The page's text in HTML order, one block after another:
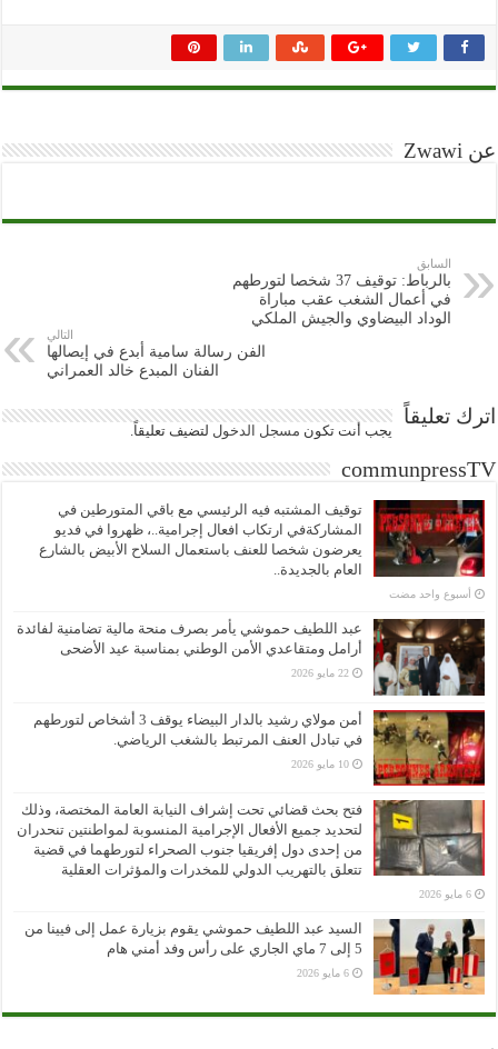
عن Zwawi
السابق
بالرباط: توقيف 37 شخصا لتورطهم
في أعمال الشغب عقب مباراة
الوداد البيضاوي والجيش الملكي
التالي
الفن رسالة سامية أبدع في إيصالها
الفنان المبدع خالد العمراني
اترك تعليقاً
يجب أنت تكون مسجل الدخول لتضيف تعليقاً.
communpressTV
توقيف المشتبه فيه الرئيسي مع باقي المتورطين في
المشاركةفي ارتكاب افعال إجرامية..، ظهروا في فديو
يعرضون شخصا للعنف باستعمال السلاح الأبيض بالشارع
العام بالجديدة..
‏أسبوع واحد مضت
عبد اللطيف حموشي يأمر بصرف منحة مالية تضامنية لفائدة
أرامل ومتقاعدي الأمن الوطني بمناسبة عيد الأضحى
22 مايو 2026
أمن مولاي رشيد بالدار البيضاء يوقف 3 أشخاص لتورطهم
في تبادل العنف المرتبط بالشغب الرياضي.
10 مايو 2026
فتح بحث قضائي تحت إشراف النيابة العامة المختصة، وذلك
لتحديد جميع الأفعال الإجرامية المنسوبة لمواطنتين تنحدران
من إحدى دول إفريقيا جنوب الصحراء لتورطهما في قضية
تتعلق بالتهريب الدولي للمخدرات والمؤثرات العقلية
6 مايو 2026
السيد عبد اللطيف حموشي يقوم بزيارة عمل إلى فيينا من
5 إلى 7 ماي الجاري على رأس وفد أمني هام
6 مايو 2026